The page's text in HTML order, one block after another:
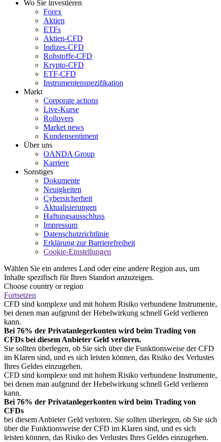
Wo Sie investieren
Forex
Aktien
ETFs
Aktien-CFD
Indizes-CFD
Rohstoffe-CFD
Krypto-CFD
ETF-CFD
Instrumentenspezifikation
Markt
Corporate actions
Live-Kurse
Rollovers
Market news
Kundensentiment
Über uns
OANDA Group
Karriere
Sonstiges
Dokumente
Neuigkeiten
Cybersicherheit
Aktualisierungen
Haftungsausschluss
Impressum
Datenschutzrichtlinie
Erklärung zur Barrierefreiheit
Cookie-Einstellungen
Wählen Sie ein anderes Land oder eine andere Region aus, um
Inhalte spezifisch für Ihren Standort anzuzeigen.
Choose country or region
Fortsetzen
CFD sind komplexe und mit hohem Risiko verbundene Instrumente,
bei denen man aufgrund der Hebelwirkung schnell Geld verlieren
kann.
Bei 76% der Privatanlegerkonten wird beim Trading von
CFDs bei diesem Anbieter Geld verloren.
Sie sollten überlegen, ob Sie sich über die Funktionsweise der CFD
im Klaren sind, und es sich leisten können, das Risiko des Verlustes
Ihres Geldes einzugehen.
CFD sind komplexe und mit hohem Risiko verbundene Instrumente,
bei denen man aufgrund der Hebelwirkung schnell Geld verlieren
kann.
Bei 76% der Privatanlegerkonten wird beim Trading von
CFDs
bei diesem Anbieter Geld verloren. Sie sollten überlegen, ob Sie sich
über die Funktionsweise der CFD im Klaren sind, und es sich
leisten können, das Risiko des Verlustes Ihres Geldes einzugehen.